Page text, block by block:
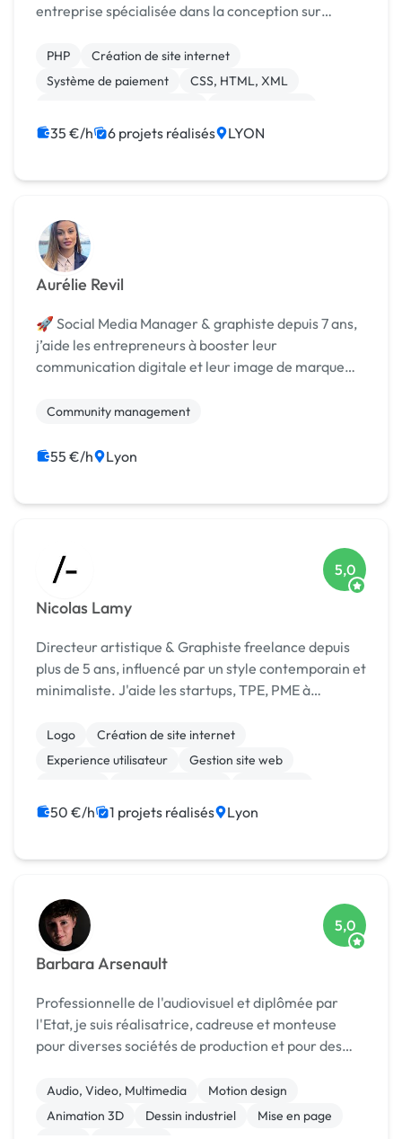
entreprise spécialisée dans la conception sur
de faire partie de cette entreprise inno...
PHP
Création de site internet
Système de paiement
CSS, HTML, XML
Base de données
JavaScript
Jeux vidéo
35 €/h 6 projets réalisés LYON
Aurélie Revil
🚀 Social Media Manager & graphiste depuis 7 ans,
j’aide les entrepreneurs à booster leur
communication digitale et leur image de marque
Community management
55 €/h Lyon
Nicolas Lamy
5,0
Directeur artistique & Graphiste freelance depuis
plus de 5 ans, influencé par un style contemporain et
minimaliste. J'aide les startups, TPE, PME à
avec une identité graphique, moderne, percutant...
Logo
Création de site internet
Experience utilisateur
Gestion site web
Print (flyer, plaquette, affiche...)
Publicité
50 €/h 1 projets réalisés Lyon
Barbara Arsenault
5,0
Professionnelle de l'audiovisuel et diplômée par
l'Etat, je suis réalisatrice, cadreuse et monteuse
pour diverses sociétés de production et pour des
suis également journaliste reporter d'imag...
Audio, Video, Multimedia
Motion design
Animation 3D
Dessin industriel
Mise en page